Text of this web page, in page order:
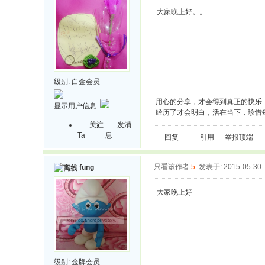
级别: 白金会员
显示用户信息
关注
Ta
发消
息
大家晚上好。。
用心的分享，才会得到真正的快乐
经历了才会明白，活在当下，珍惜
回复 引用 举报顶端
fung
级别: 金牌会员
只看该作者 5 发表于: 2015-05-30
大家晚上好